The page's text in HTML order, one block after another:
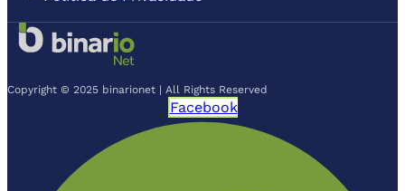
Copyright © 2025 binarionet | All Rights Reserved
Facebook